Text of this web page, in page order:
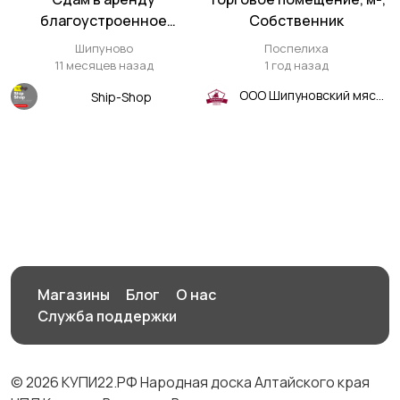
благоустроенное
помещение 46 кв м.
Шипуново
Шипуново
11 месяцев назад
Ship-Shop
Собственник
Поспелиха
1 год назад
ООО Шипуновский мясокомбинат
Магазины Блог
О нас
Служба поддержки
© 2026 КУПИ22.РФ Народная доска Алтайского края